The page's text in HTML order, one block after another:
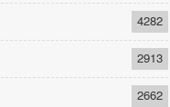
4282
2913
2662